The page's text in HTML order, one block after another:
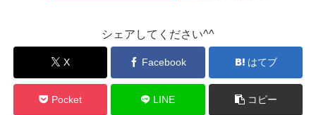
シェアしてください^^
X Facebook はてブ
Pocket LINE コピー